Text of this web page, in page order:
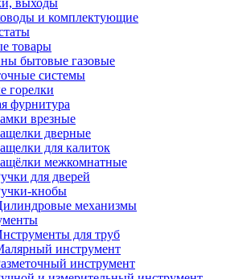
и комплектующие
товары
бытовые газовые
системы
горелки
фурнитура
врезные
дверные
для калиток
межкомнатные
для дверей
кнобы
механизмы
для труб
инструмент
инструмент